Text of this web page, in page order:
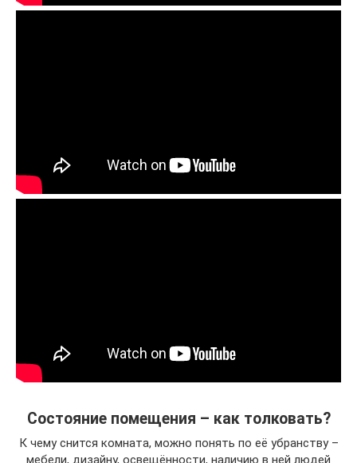
Состояние помещения – как толковать?
К чему снится комната, можно понять по её убранству –
мебели, дизайну, освещённости, наличию в ней людей